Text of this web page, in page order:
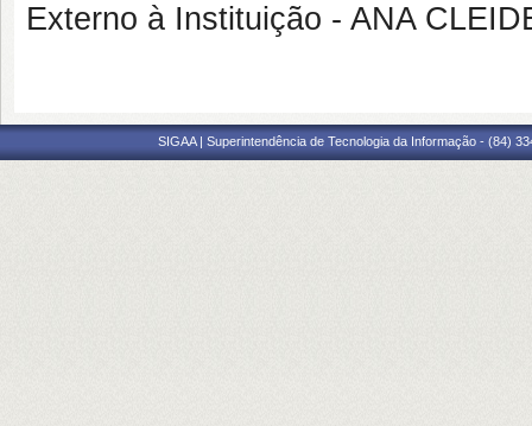
Externo à Instituição - ANA
SIGAA | Superintendência de Tecnologia da Informação - (84)